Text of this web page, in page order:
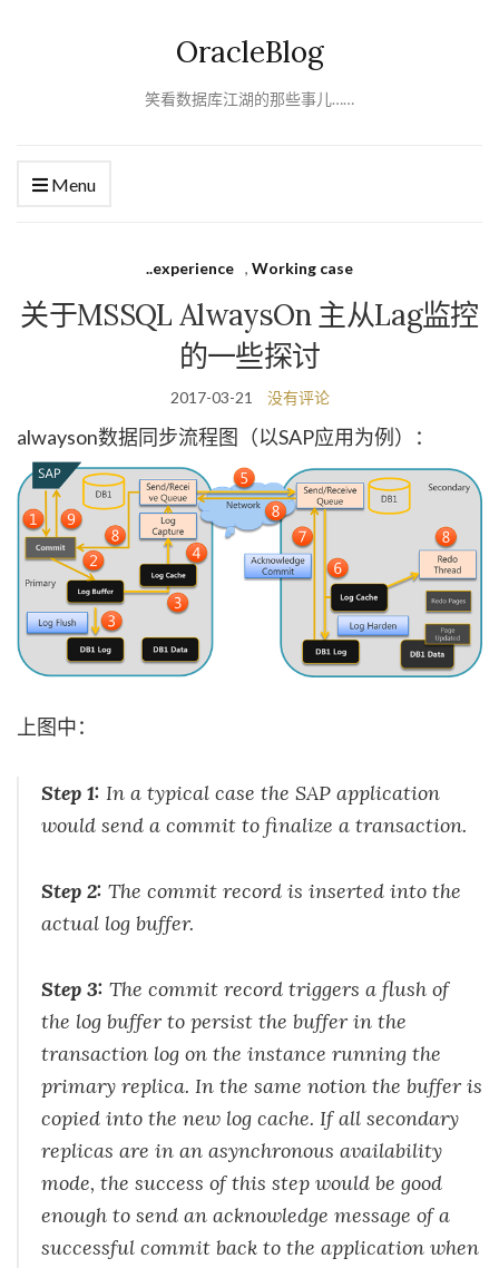
OracleBlog
笑看数据库江湖的那些事儿……
Menu
..experience , Working case
关于MSSQL AlwaysOn 主从Lag监控
的一些探讨
2017-03-21 没有评论
alwayson数据同步流程图（以SAP应用为例）：
上图中：
Step 1: In a typical case the SAP application
would send a commit to finalize a transaction.
Step 2: The commit record is inserted into the
actual log buffer.
Step 3: The commit record triggers a flush of
the log buffer to persist the buffer in the
transaction log on the instance running the
primary replica. In the same notion the buffer is
copied into the new log cache. If all secondary
replicas are in an asynchronous availability
mode, the success of this step would be good
enough to send an acknowledge message of a
successful commit back to the application when